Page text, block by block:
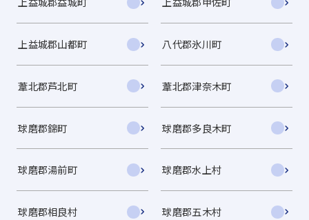
上益城郡山都町 八代郡氷川町
葦北郡芦北町 葦北郡津奈木町
球磨郡錦町 球磨郡多良木町
球磨郡湯前町 球磨郡水上村
球磨郡相良村 球磨郡五木村